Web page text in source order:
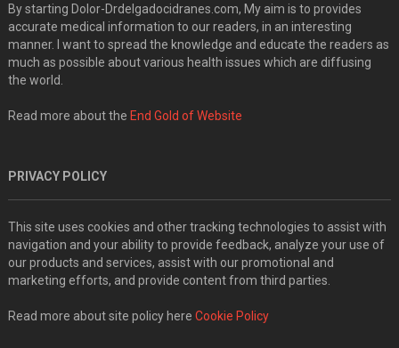
By starting Dolor-Drdelgadocidranes.com, My aim is to provides
accurate medical information to our readers, in an interesting
manner. I want to spread the knowledge and educate the readers as
much as possible about various health issues which are diffusing
the world.
Read more about the End Gold of Website
PRIVACY POLICY
This site uses cookies and other tracking technologies to assist with
navigation and your ability to provide feedback, analyze your use of
our products and services, assist with our promotional and
marketing efforts, and provide content from third parties.
Read more about site policy here Cookie Policy